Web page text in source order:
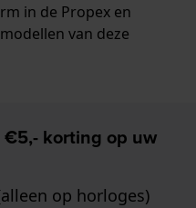
in de Propex en
van deze
korting op uw
op horloges)